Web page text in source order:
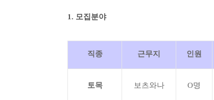
1. 모집분야
직종 근무지 인원
토목 보츠와나 O명